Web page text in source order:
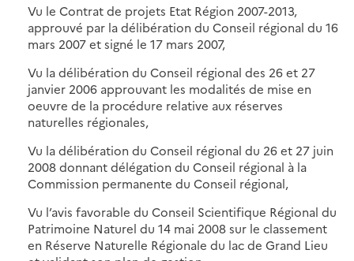
Vu le Contrat de projets Etat Région 2007-2013,
approuvé par la délibération du Conseil régional du 16
mars 2007 et signé le 17 mars 2007,
Vu la délibération du Conseil régional des 26 et 27
janvier 2006 approuvant les modalités de mise en
oeuvre de la procédure relative aux réserves
naturelles régionales,
Vu la délibération du Conseil régional du 26 et 27 juin
2008 donnant délégation du Conseil régional à la
Commission permanente du Conseil régional,
Vu l’avis favorable du Conseil Scientifique Régional du
Patrimoine Naturel du 14 mai 2008 sur le classement
en Réserve Naturelle Régionale du lac de Grand Lieu